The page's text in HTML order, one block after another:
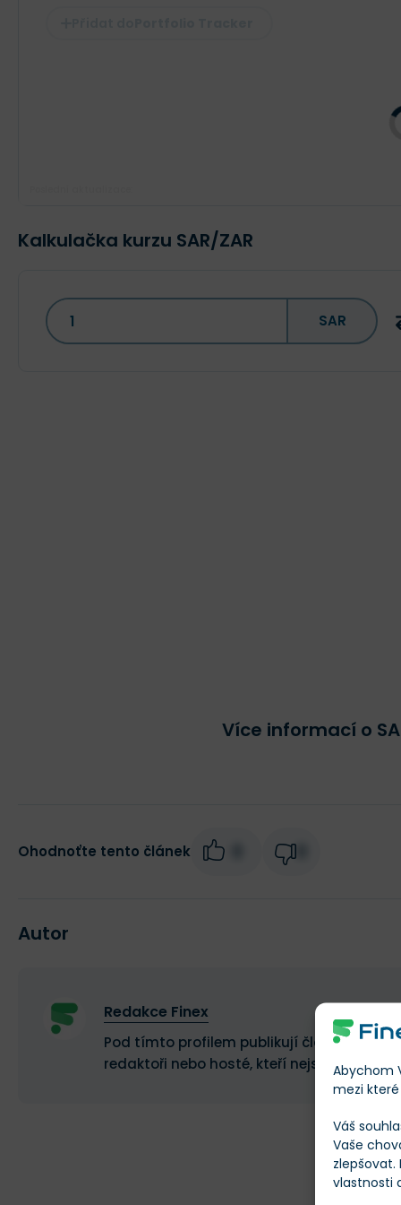
Abychom
mezi
Váš
Vaše
vlastnosti
Kalkulačka kurzu SAR/ZAR
SAR
Více informací o
Ohodnoťte tento článek
Autor
Redakce Finex
Pod tímto profilem publikují články a
redaktoři nebo hosté, kteří nejsou stálými